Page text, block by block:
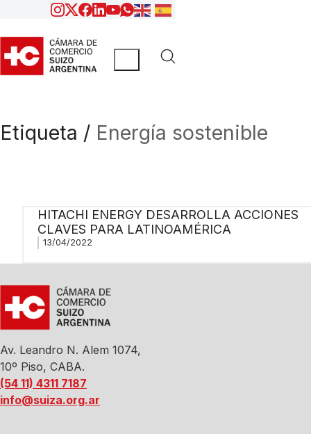
Etiqueta / Energía sostenible
HITACHI ENERGY DESARROLLA ACCIONES
CLAVES PARA LATINOAMÉRICA
13/04/2022
Av. Leandro N. Alem 1074,
10º Piso, CABA.
(54 11) 4311 7187
info@suiza.org.ar